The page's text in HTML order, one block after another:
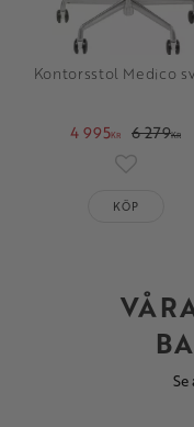
Kontorsstol Medico
4 995KR 6 279KR
Lägg till
KÖP